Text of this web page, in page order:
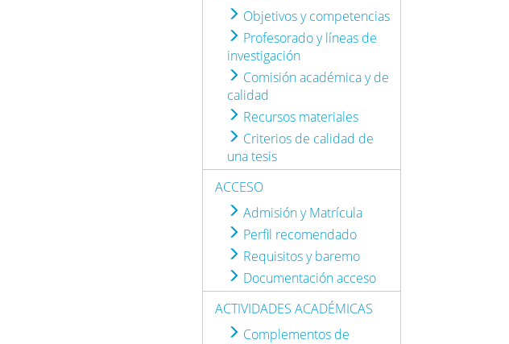
Objetivos y competencias
Profesorado y líneas de
investigación
Comisión académica y de
calidad
Recursos materiales
Criterios de calidad de
una tesis
ACCESO
Admisión y Matrícula
Perfil recomendado
Requisitos y baremo
Documentación acceso
ACTIVIDADES ACADÉMICAS
Complementos de